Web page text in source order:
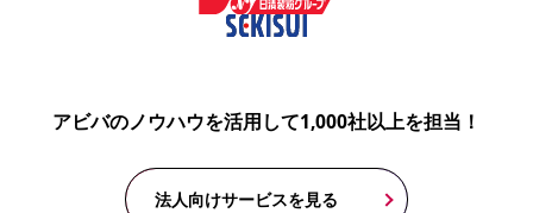
アビバのノウハウを活用して1,000社以上を担当！
法人向けサービスを見る